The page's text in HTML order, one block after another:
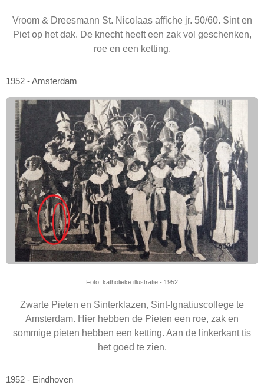
Vroom & Dreesmann St. Nicolaas affiche jr. 50/60. Sint en
Piet op het dak. De knecht heeft een zak vol geschenken,
roe en een ketting.
1952 - Amsterdam
Foto: katholieke illustratie - 1952
Zwarte Pieten en Sinterklazen, Sint-Ignatiuscollege te
Amsterdam. Hier hebben de Pieten een roe, zak en
sommige pieten hebben een ketting. Aan de linkerkant tis
het goed te zien.
1952 - Eindhoven